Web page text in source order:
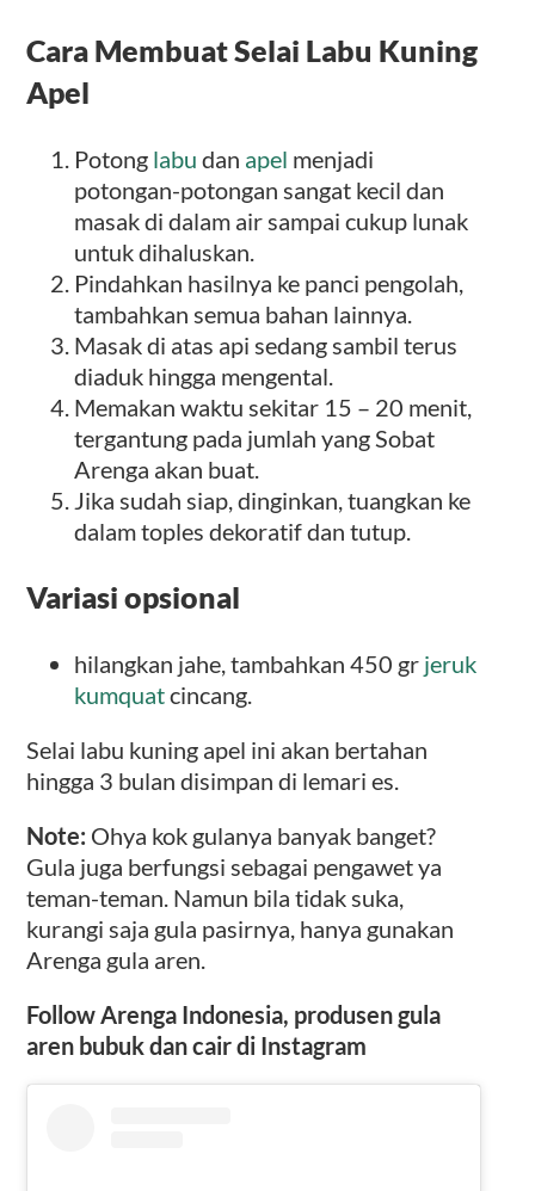
Cara Membuat Selai Labu Kuning
Apel
Potong labu dan apel menjadi
potongan-potongan sangat kecil dan
masak di dalam air sampai cukup lunak
untuk dihaluskan.
Pindahkan hasilnya ke panci pengolah,
tambahkan semua bahan lainnya.
Masak di atas api sedang sambil terus
diaduk hingga mengental.
Memakan waktu sekitar 15 – 20 menit,
tergantung pada jumlah yang Sobat
Arenga akan buat.
Jika sudah siap, dinginkan, tuangkan ke
dalam toples dekoratif dan tutup.
Variasi opsional
hilangkan jahe, tambahkan 450 gr jeruk
kumquatcincang.
Selai labu kuning apel ini akan bertahan
hingga 3 bulan disimpan di lemari es.
Note: Ohya kok gulanya banyak banget?
Gula juga berfungsi sebagai pengawet ya
teman-teman. Namun bila tidak suka,
kurangi saja gula pasirnya, hanya gunakan
Arenga gula aren.
Follow Arenga Indonesia, produsen gula
aren bubuk dan cair di Instagram